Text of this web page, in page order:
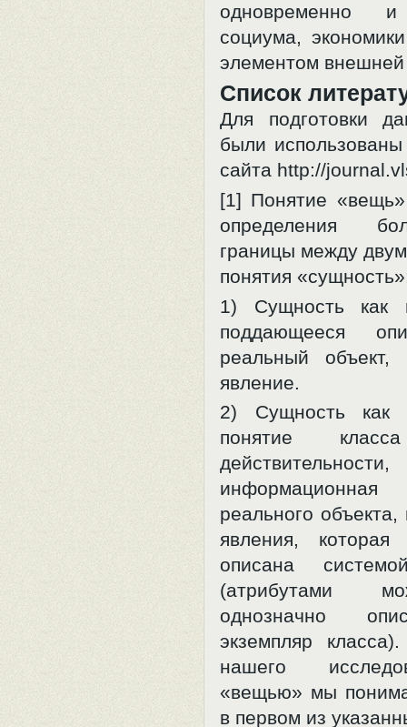
одновременно
социума,
элементом
Список
Для подготовки
были
сайта http://
[1] Понятие
определения
границы между
понятия
1) Сущность как
поддающееся
реальный объект,
явление.
2) Сущность как
понятие
реального
явления,
описана
(атрибутами
однозначно
экземпляр
нашего
«вещью» мы
в первом из